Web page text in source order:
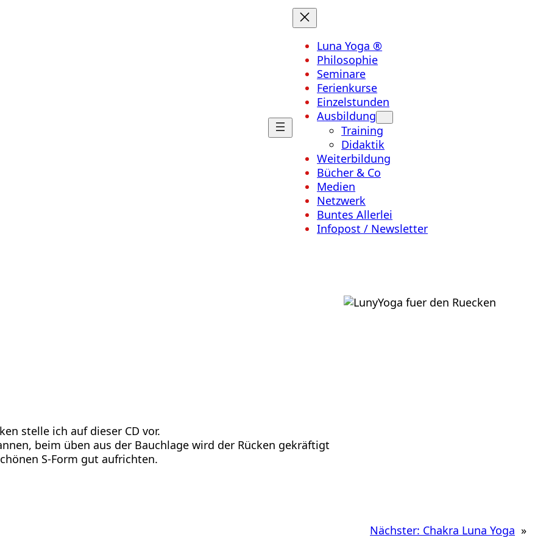
Luna Yoga ®
Philosophie
Seminare
Ferienkurse
Einzelstunden
Ausbildung
Training
Didaktik
Weiterbildung
Bücher & Co
Medien
Netzwerk
Buntes Allerlei
Infopost / Newsletter
stelle ich auf dieser CD vor.
beim üben aus der Bauchlage wird der Rücken gekräftigt
S-Form gut aufrichten.
Nächster: Chakra Luna Yoga »